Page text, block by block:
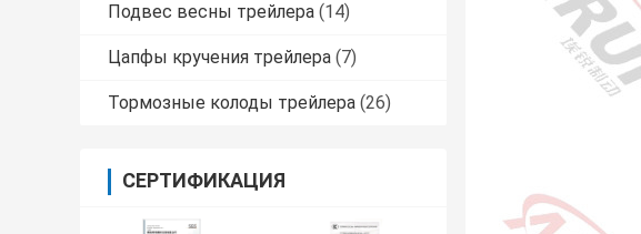
Подвес весны трейлера (14)
Цапфы кручения трейлера (7)
Тормозные колоды трейлера (26)
СЕРТИФИКАЦИЯ